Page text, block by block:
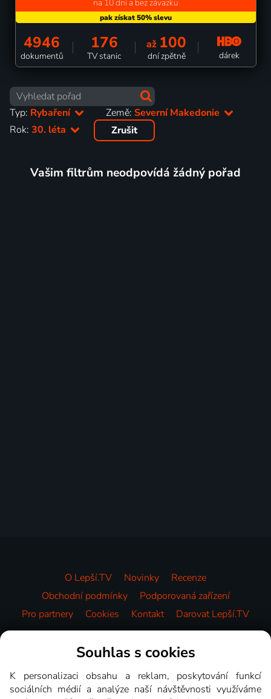
na 10 dní a bez závazku
4946
dokumentů
176
TV stanic
až 100
dní zpětně dárek
Typ: Rybaření Země:Severní Makedonie
Rok: 30. léta Zrušit
Vašim filtrům neodpovídá žádný pořad
O Lepší.TV Novinky
Recenze
Obchodní podmínky
Podporovaná zařízení
Pro partnery
Cookies Kontakt Darovat Lepší.TV
Videotéka
Souhlas s cookies
K personalizaci obsahu a reklam, poskytování funkcí
sociálních médií a analýze naší návštěvnosti využíváme